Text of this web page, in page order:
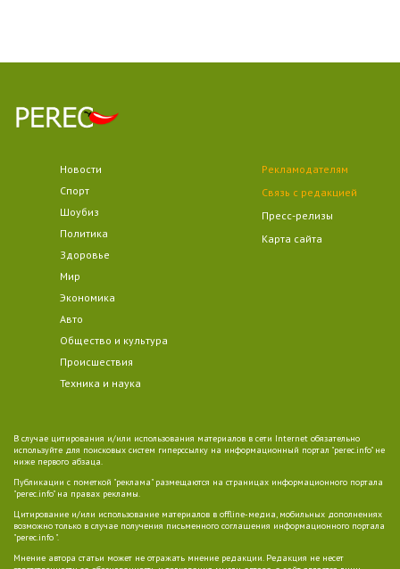
Новости
Спорт
Шоубиз
Политика
Здоровье
Мир
Экономика
Авто
Общество и культура
Происшествия
Техника и наука
Рекламодателям
Связь с редакцией
Пресс-релизы
Карта сайта
В случае цитирования и/или использования материалов в сети Internet обязательно
используйте для поисковых систем гиперссылку на информационный портал "perec.info" не
ниже первого абзаца.
Публикации с пометкой "реклама" размещаются на страницах информационного портала
"perec.info" на правах рекламы.
Цитирование и/или использование материалов в offline-медиа, мобильных дополнениях
возможно только в случае получения письменного соглашения информационного портала
"perec.info ".
Мнение автора статьи может не отражать мнение редакции. Редакция не несет